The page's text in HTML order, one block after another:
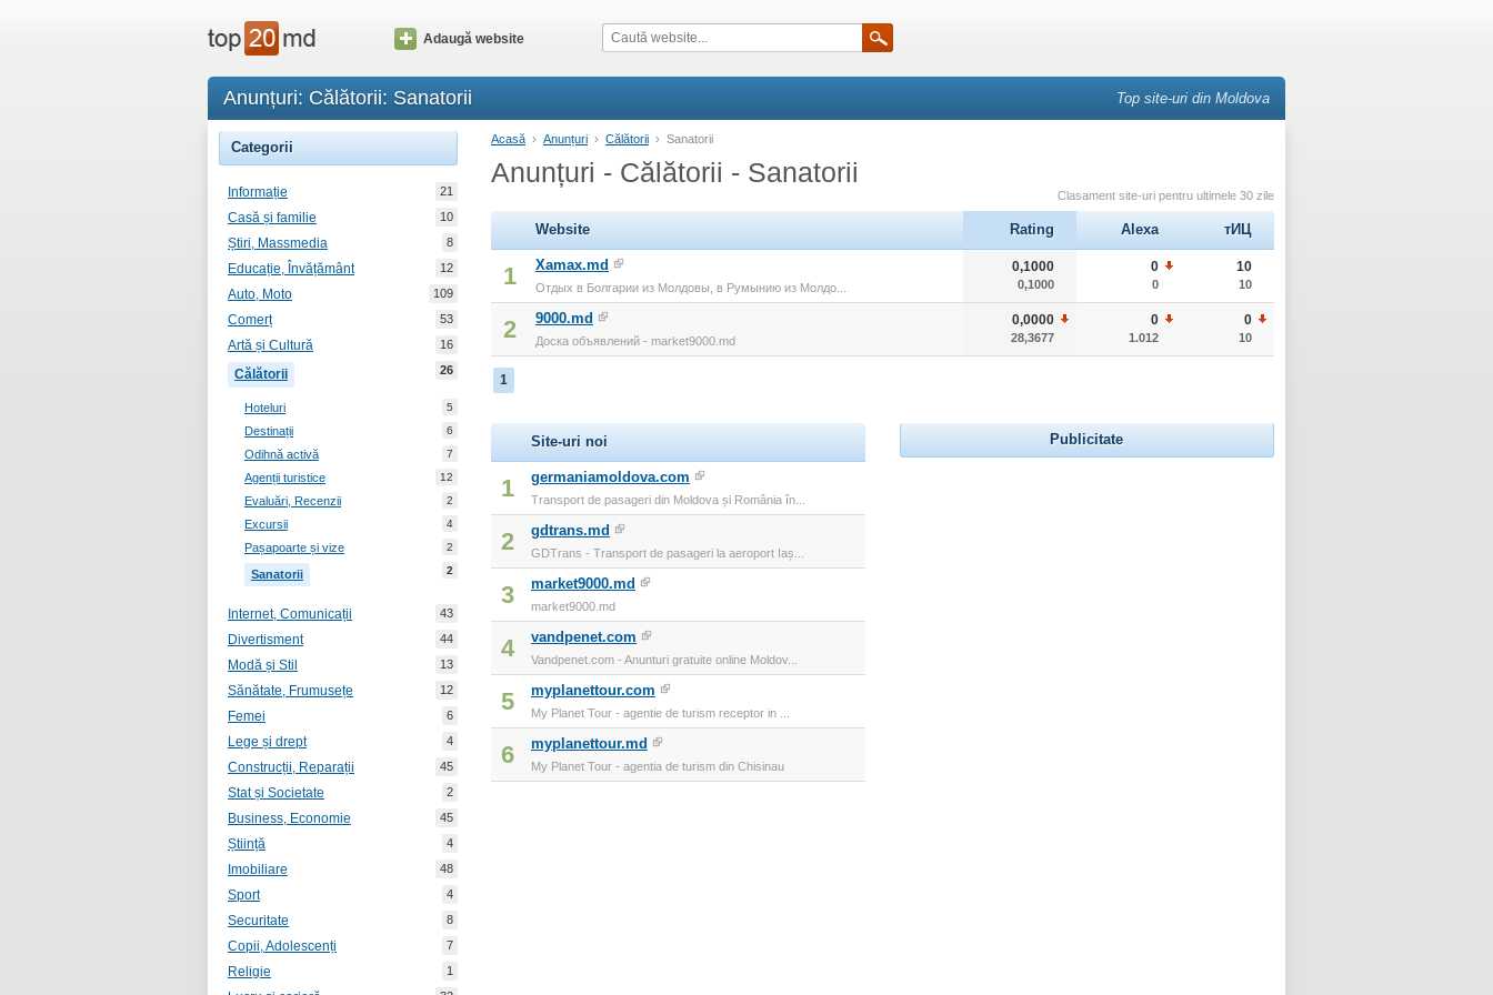
Adaugă website
Anunțuri: Călătorii: Sanatorii Top site-uri din Moldova
Categorii
Informație 21
Casă și familie 10
Știri, Massmedia 8
Educație, Învățământ 12
Auto, Moto 109
Comerț 53
Artă și Cultură 16
Călătorii 26
Hoteluri 5
Destinații 6
Odihnă activă 7
Agenții turistice 12
Evaluări, Recenzii 2
Excursii 4
Pașapoarte și vize 2
Sanatorii 2
Internet, Comunicații 43
Divertisment 44
Modă și Stil 13
Sănătate, Frumusețe 12
Femei 6
Lege și drept 4
Construcții, Reparații 45
Stat și Societate 2
Business, Economie 45
Știință 4
Imobiliare 48
Sport 4
Securitate 8
Copii, Adolescenți 7
Religie 1
Acasă › Anunțuri › Călătorii › Sanatorii
Anunțuri - Călătorii - Sanatorii
Clasament site-uri pentru ultimele 30 zile
Website Rating Alexa тИЦ
1 Xamax.md
Отдых в Болгарии из Молдовы, в Румынию из Молдо...
0,1000
0,1000
0
0
10
10
2 9000.md
Доска объявлений - market9000.md
0,0000
28,3677
0
1.012
0
10
1
Site-uri noi
1 germaniamoldova.com
Transport de pasageri din Moldova și România în...
2 gdtrans.md
GDTrans - Transport de pasageri la aeroport Iaș...
3 market9000.md
market9000.md
4 vandpenet.com
Vandpenet.com - Anunturi gratuite online Moldov...
5 myplanettour.com
My Planet Tour - agentie de turism receptor in ...
6 myplanettour.md
My Planet Tour - agentia de turism din Chisinau
Publicitate